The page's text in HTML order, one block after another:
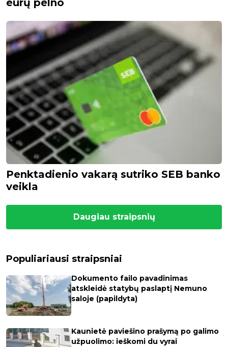
eurų pelno
Penktadienio vakarą sutriko SEB banko
veikla
Daugiau straipsnių
Populiariausi straipsniai
Dokumento failo pavadinimas
atskleidė statybų paslaptį Nemuno
saloje (papildyta)
Kaunietė paviešino prašymą po galimo
užpuolimo: ieškomi du vyrai